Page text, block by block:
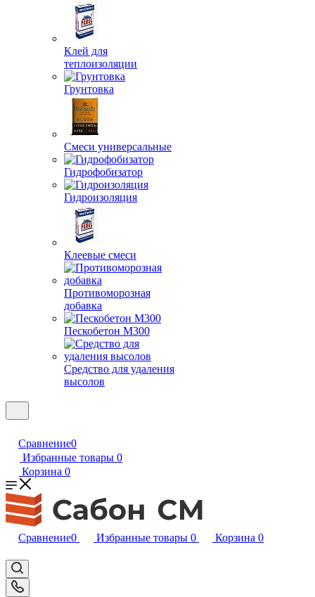
Клей для
теплоизоляции
Грунтовка
Смеси универсальные
Гидрофобизатор
Гидроизоляция
Клеевые смеси
Противоморозная
добавка
Пескобетон М300
Средство для удаления
высолов
Сравнение0
Избранные товары 0
Корзина 0
Сравнение0 Избранные товары 0 Корзина 0